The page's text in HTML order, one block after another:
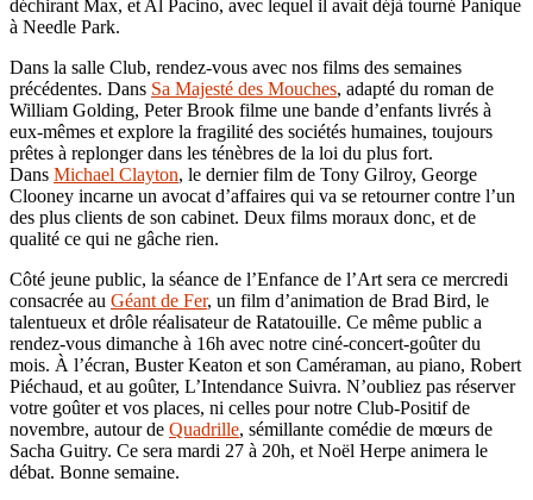
déchirant Max, et Al Pacino, avec lequel il avait déjà tourné Panique
à Needle Park.
Dans la salle Club, rendez-vous avec nos films des semaines
précédentes. Dans Sa Majesté des Mouches, adapté du roman de
William Golding, Peter Brook filme une bande d’enfants livrés à
eux-mêmes et explore la fragilité des sociétés humaines, toujours
prêtes à replonger dans les ténèbres de la loi du plus fort.
Dans Michael Clayton, le dernier film de Tony Gilroy, George
Clooney incarne un avocat d’affaires qui va se retourner contre l’un
des plus clients de son cabinet. Deux films moraux donc, et de
qualité ce qui ne gâche rien.
Côté jeune public, la séance de l’Enfance de l’Art sera ce mercredi
consacrée au Géant de Fer, un film d’animation de Brad Bird, le
talentueux et drôle réalisateur de Ratatouille. Ce même public a
rendez-vous dimanche à 16h avec notre ciné-concert-goûter du
mois. À l’écran, Buster Keaton et son Caméraman, au piano, Robert
Piéchaud, et au goûter, L’Intendance Suivra. N’oubliez pas réserver
votre goûter et vos places, ni celles pour notre Club-Positif de
novembre, autour de Quadrille, sémillante comédie de mœurs de
Sacha Guitry. Ce sera mardi 27 à 20h, et Noël Herpe animera le
débat. Bonne semaine.